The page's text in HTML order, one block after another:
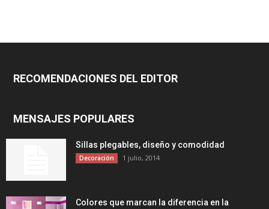
RECOMENDACIONES DEL EDITOR
MENSAJES POPULARES
Sillas plegables, diseño y comodidad
Decoración 1 julio, 2014
Colores que marcan la diferencia en la